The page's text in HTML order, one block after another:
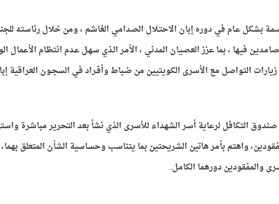
بشكل عـام في دوره إبان الاحتـلال الصدامي الغاشم ، ومن خلال رئاسته
فيها ، بما عزز العصيان المدني ، الأمر الـذي سهـل عـدم انتظام الأعمال
التواصل مع الأسرى الكويتيين من ضـباط وأفـراد في السجـون العراقية
التكافل لرعاية أسر الشهداء للأسرى الذي نشأ بعد التحرير مباشرة
واهتم بأمر هاتين الشريحتين بما يتناسب وحساسية الشأن المتعلق
والمفقودين دورهما الكامل.